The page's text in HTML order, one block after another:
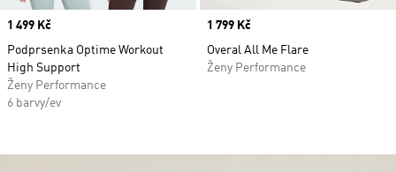
Price
1 499 Kč
Podprsenka Optime Workout
High Support
Ženy Performance
6 barvy/ev
Price
1 799 Kč
Overal All Me Flare
Ženy Performance